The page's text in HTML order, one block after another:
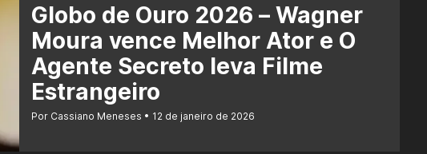
Globo de Ouro 2026 – Wagner
Moura vence Melhor Ator e O
Agente Secreto leva Filme
Estrangeiro
Por Cassiano Meneses 12 de janeiro de 2026